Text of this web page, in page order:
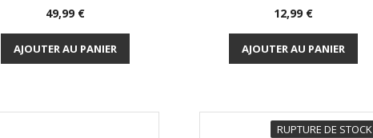
Aperçu rapide
Prix
49,99 €
AJOUTER AU PANIER
Aperçu rapide
Prix
12,99 €
AJOUTER AU PANIER
RUPTURE DE STOCK